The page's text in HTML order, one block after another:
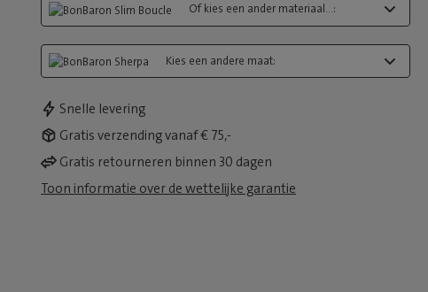
Of kies een ander materiaal...:
Kies een andere maat:
Snelle levering
Gratis verzending vanaf € 75,-
Gratis retourneren binnen 30 dagen
Toon informatie over de wettelijke garantie